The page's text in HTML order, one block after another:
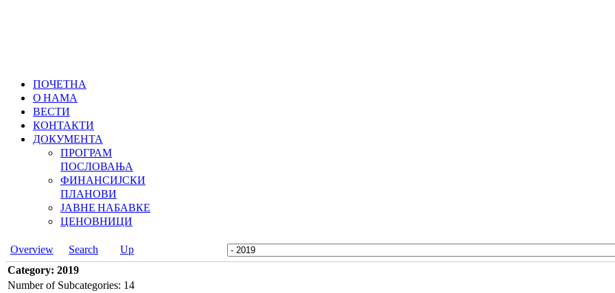
ПОЧЕТНА
О НАМА
ВЕСТИ
КОНТАКТИ
ДОКУМЕНТА
ПРОГРАМ
ПОСЛОВАЊА
ФИНАНСИЈСКИ
ПЛАНОВИ
ЈАВНЕ НАБАВКЕ
ЦЕНОВНИЦИ
Overview Search
Up
Category: 2019
Number of Subcategories: 14